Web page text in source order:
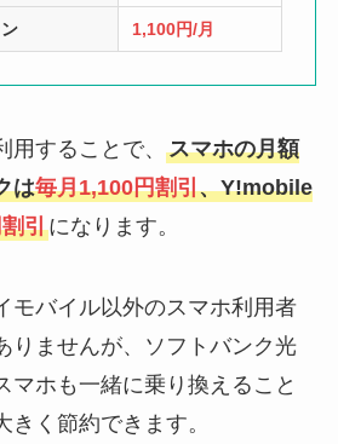
1,100円/月
用することで、 スマホの月額
は毎月1,100円割引、Y!mobile
引になります。
モバイル以外のスマホ利用者
りませんが、ソフトバンク光
マホも一緒に乗り換えること
く節約できます。